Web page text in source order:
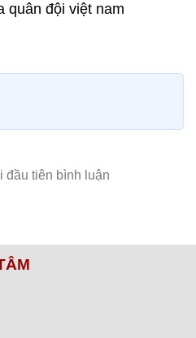
quân đội việt nam